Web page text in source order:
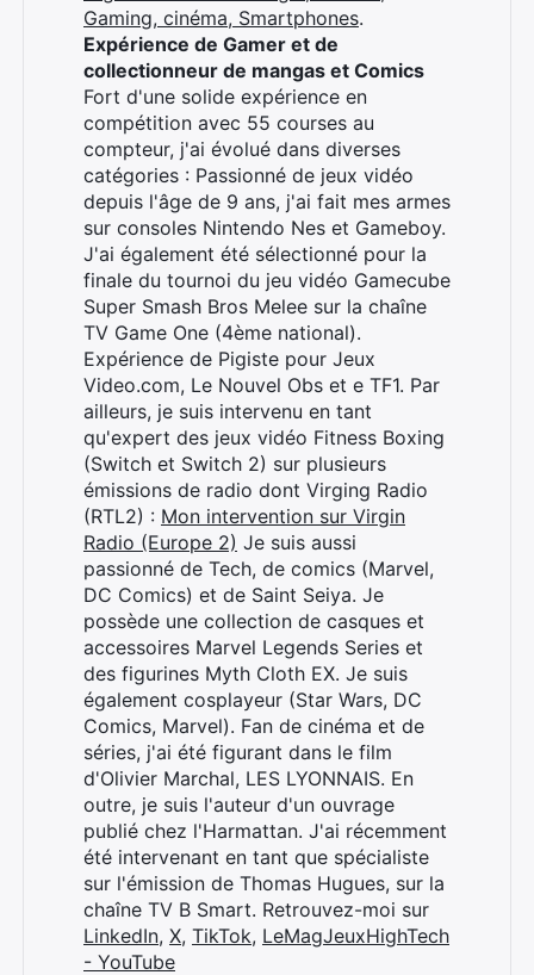
Gaming, cinéma, Smartphones.
Expérience de Gamer et de
collectionneur de mangas et Comics
Fort d'une solide expérience en
compétition avec 55 courses au
compteur, j'ai évolué dans diverses
catégories : Passionné de jeux vidéo
depuis l'âge de 9 ans, j'ai fait mes armes
sur consoles Nintendo Nes et Gameboy.
J'ai également été sélectionné pour la
finale du tournoi du jeu vidéo Gamecube
Super Smash Bros Melee sur la chaîne
TV Game One (4ème national).
Expérience de Pigiste pour Jeux
Video.com, Le Nouvel Obs et e TF1. Par
ailleurs, je suis intervenu en tant
qu'expert des jeux vidéo Fitness Boxing
(Switch et Switch 2) sur plusieurs
émissions de radio dont Virging Radio
(RTL2) : Mon intervention sur Virgin
Radio (Europe 2) Je suis aussi
passionné de Tech, de comics (Marvel,
DC Comics) et de Saint Seiya. Je
possède une collection de casques et
accessoires Marvel Legends Series et
des figurines Myth Cloth EX. Je suis
également cosplayeur (Star Wars, DC
Comics, Marvel). Fan de cinéma et de
séries, j'ai été figurant dans le film
d'Olivier Marchal, LES LYONNAIS. En
outre, je suis l'auteur d'un ouvrage
publié chez l'Harmattan. J'ai récemment
été intervenant en tant que spécialiste
sur l'émission de Thomas Hugues, sur la
chaîne TV B Smart. Retrouvez-moi sur
LinkedIn, X, TikTok, LeMagJeuxHighTech
- YouTube
Rechercher
: